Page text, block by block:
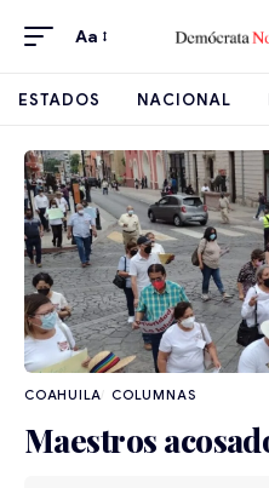
Aa
ESTADOS NACIONAL
COAHUILA
Maestros